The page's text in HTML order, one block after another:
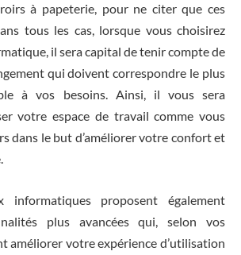
à papeterie, pour ne citer que ces
tous les cas, lorsque vous choisirez
il sera capital de tenir compte de
qui doivent correspondre le plus
à vos besoins. Ainsi, il vous sera
votre espace de travail comme vous
dans le but d’améliorer votre confort et
informatiques proposent également
plus avancées qui, selon vos
améliorer votre expérience d’utilisation